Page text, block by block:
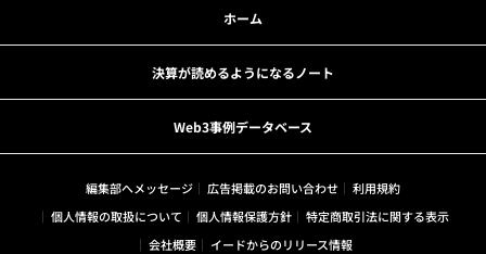
ホーム
決算が読めるようになるノート
Web3事例データベース
編集部へメッセージ 広告掲載のお問い合わせ
利用規約
個人情報の取扱について
個人情報保護方針
特定商取引法に関する表示
会社概要
イードからのリリース情報